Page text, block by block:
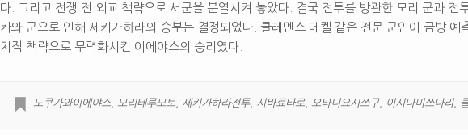
다. 그리고 전쟁 전 외교 책략으로 서군을 분열시켜 놓았다. 결국 전투를 방관한 모리 군과 전
카와 군으로 인해 세키가하라의 승부는 결정되었다. 클레멘스 메켈 같은 전문 군인이 금방 예
치적 책략으로 무력화시킨 이에야스의 승리였다.
도쿠가와이에야스, 모리테루모토, 세키가하라전투, 시바료타로, 오타니요시쓰구, 이시다미쓰나리,